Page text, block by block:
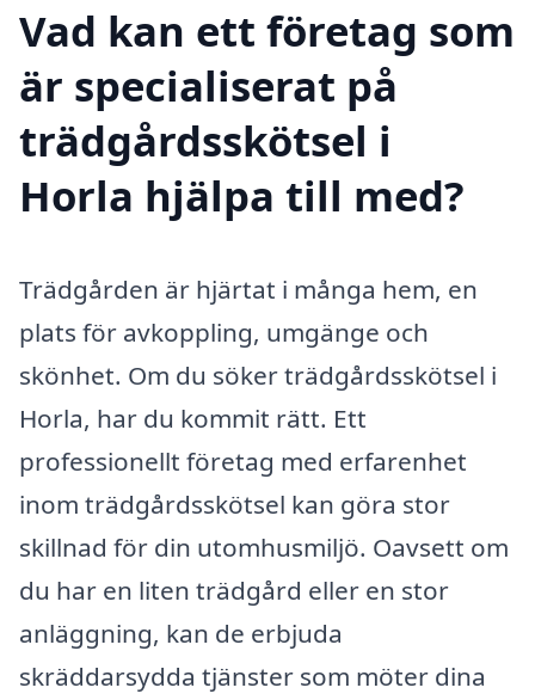
Vad kan ett företag som
är specialiserat på
trädgårdsskötsel i
Horla hjälpa till med?
Trädgården är hjärtat i många hem, en
plats för avkoppling, umgänge och
skönhet. Om du söker trädgårdsskötsel i
Horla, har du kommit rätt. Ett
professionellt företag med erfarenhet
inom trädgårdsskötsel kan göra stor
skillnad för din utomhusmiljö. Oavsett om
du har en liten trädgård eller en stor
anläggning, kan de erbjuda
skräddarsydda tjänster som möter dina